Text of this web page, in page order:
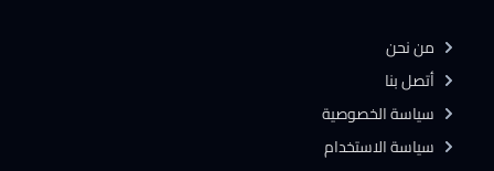
من نحن
أتصل بنا
سياسة الخصوصية
سياسة الاستخدام